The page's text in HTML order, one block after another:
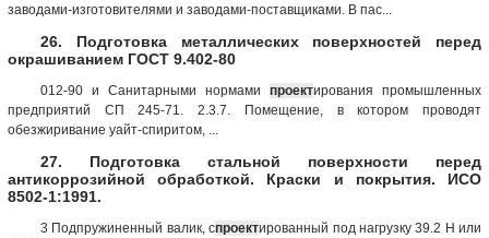
заводами-изготовителями и заводами-поставщиками. В пас...
26. Подготовка металлических поверхностей перед
окрашиванием ГОСТ 9.402-80
012-90 и Санитарными нормами проектирования промышленных
предприятий СП 245-71. 2.3.7. Помещение, в котором проводят
обезжиривание уайт-спиритом, ...
27. Подготовка стальной поверхности перед
антикоррозийной обработкой. Краски и покрытия. ИСО
8502-1:1991.
3 Подпружиненный валик, спроектированный под нагрузку 39.2 Н или